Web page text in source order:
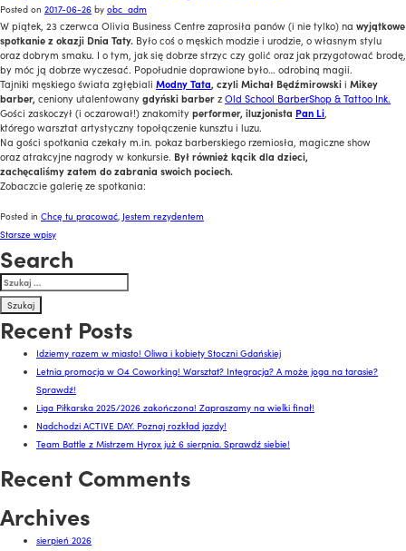
Posted on 2017-06-26 by obc_adm
W piątek, 23 czerwca Olivia Business Centre zaprosiła panów (i nie tylko) na wyjątkowe
spotkanie z okazji Dnia Taty. Było coś o męskich modzie i urodzie, o własnym stylu
oraz dobrym smaku. I o tym, jak się dobrze strzyc czy golić oraz jak przygotować brodę,
by móc ją dobrze wyczesać. Popołudnie doprawione było… odrobiną magii.
Tajniki męskiego świata zgłębiali Modny Tata, czyli Michał Będźmirowskii Mikey
barber, ceniony utalentowanygdyński barberzOld School BarberShop & Tattoo Ink.
Gości zaskoczył (i oczarował!) znakomityperformer, iluzjonista Pan Li,
którego warsztat artystyczny topołączenie kunsztu i luzu.
Na gości spotkania czekały m.in. pokaz barberskiego rzemiosła, magiczne show
oraz atrakcyjne nagrody w konkursie. Był również kącik dla dzieci,
zachęcaliśmy zatem do zabrania swoich pociech.
Zobaczcie galerię ze spotkania:
Posted in Chcę tu pracować, Jestem rezydentem
Nawigacja
po
wpisach
Starsze wpisy
Search
Szukaj:
Recent Posts
Idziemy razem w miasto! Oliwa i kobiety Stoczni Gdańskiej
Letnia promocja w O4 Coworking! Warsztat? Integracja? A może joga na tarasie?
Sprawdź!
Liga Piłkarska 2025/2026 zakończona! Zapraszamy na wielki finał!
Nadchodzi ACTIVE DAY. Poznaj rozkład jazdy!
Team Battle z Mistrzem Hyrox już 6 sierpnia. Sprawdź siebie!
Recent Comments
Archives
sierpień 2026